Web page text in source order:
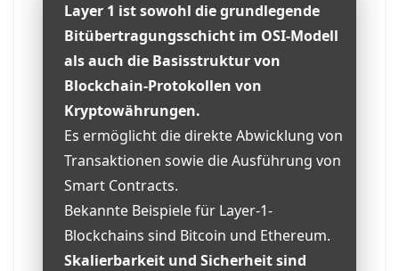
Layer 1 ist sowohl die grundlegende
Bitübertragungsschicht im OSI-Modell
als auch die Basisstruktur von
Blockchain-Protokollen von
Kryptowährungen.
Es ermöglicht die direkte Abwicklung von
Transaktionen sowie die Ausführung von
Smart Contracts.
Bekannte Beispiele für Layer-1-
Blockchains sind Bitcoin und Ethereum.
Skalierbarkeit und Sicherheit sind